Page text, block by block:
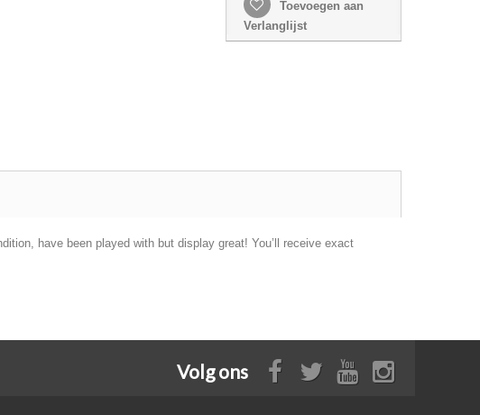
Toevoegen aan
Verlanglijst
have been played with but display great! You’ll receive exact
Volg ons